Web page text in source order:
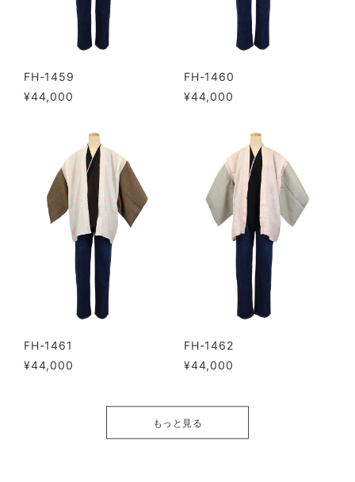
FH-1459
¥44,000
FH-1460
¥44,000
FH-1461
¥44,000
FH-1462
¥44,000
もっと見る